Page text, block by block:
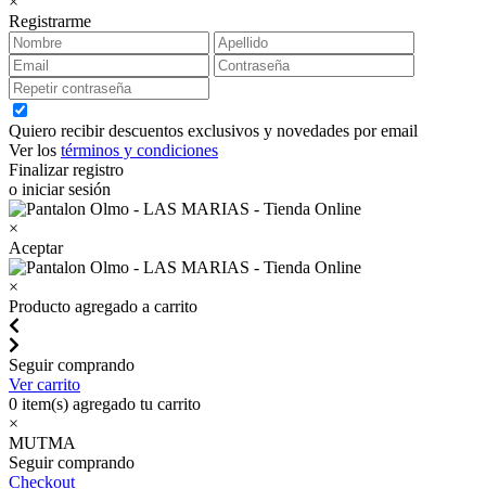
Registrarme
Quiero recibir descuentos exclusivos y novedades por email
Ver los términos y condiciones
Finalizar registro
o iniciar sesión
×
Aceptar
×
Producto agregado a carrito
Seguir comprando
Ver carrito
0 item(s) agregado tu carrito
×
MUTMA
Seguir comprando
Checkout